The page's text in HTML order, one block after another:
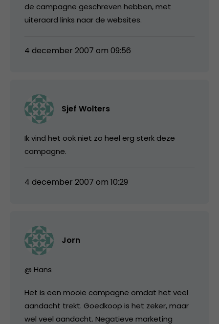
de campagne geschreven hebben, met
uiteraard links naar de websites.
4 december 2007 om 09:56
Sjef Wolters
Ik vind het ook niet zo heel erg sterk deze
campagne.
4 december 2007 om 10:29
Jorn
@ Hans
Het is een mooie campagne omdat het veel
aandacht trekt. Goedkoop is het zeker, maar
wel veel aandacht. Negatieve marketing